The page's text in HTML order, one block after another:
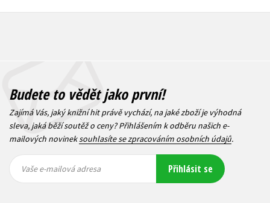
Budete to vědět jako první!
Zajímá Vás, jaký knižní hit právě vychází, na jaké zboží je výhodná
sleva, jaká běží soutěž o ceny? Přihlášením k odběru našich e-
mailových novineksouhlasíte se zpracováním osobních údajů.
mailová
mailová
Vaše e-mailová adresa Přihlásit se